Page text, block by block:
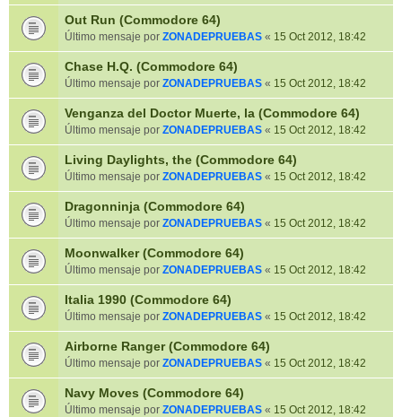
Out Run (Commodore 64)
Último mensaje por ZONADEPRUEBAS « 15 Oct 2012, 18:42
Chase H.Q. (Commodore 64)
Último mensaje por ZONADEPRUEBAS « 15 Oct 2012, 18:42
Venganza del Doctor Muerte, la (Commodore 64)
Último mensaje por ZONADEPRUEBAS « 15 Oct 2012, 18:42
Living Daylights, the (Commodore 64)
Último mensaje por ZONADEPRUEBAS « 15 Oct 2012, 18:42
Dragonninja (Commodore 64)
Último mensaje por ZONADEPRUEBAS « 15 Oct 2012, 18:42
Moonwalker (Commodore 64)
Último mensaje por ZONADEPRUEBAS « 15 Oct 2012, 18:42
Italia 1990 (Commodore 64)
Último mensaje por ZONADEPRUEBAS « 15 Oct 2012, 18:42
Airborne Ranger (Commodore 64)
Último mensaje por ZONADEPRUEBAS « 15 Oct 2012, 18:42
Navy Moves (Commodore 64)
Último mensaje por ZONADEPRUEBAS « 15 Oct 2012, 18:42